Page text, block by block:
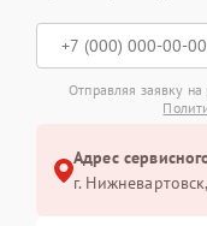
Отправляя заявку
Адрес
г.